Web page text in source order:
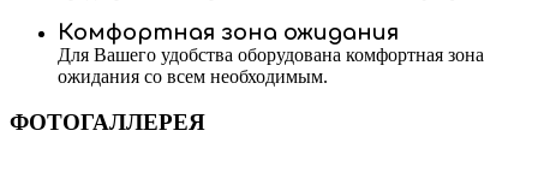
Комфортная зона ожидания
Для Вашего удобства оборудована комфортная зона
ожидания со всем необходимым.
ФОТОГАЛЛЕРЕЯ